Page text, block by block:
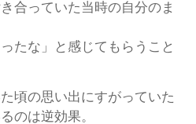
合っていた当時の自分のま
たな」と感じてもらうこと
頃の思い出にすがっていた
のは逆効果。